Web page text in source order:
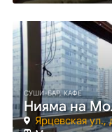
СУШИ-БАР, КАФЕ
Нияма на
Ярцевская